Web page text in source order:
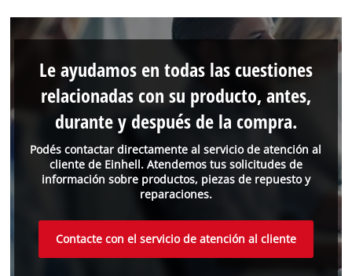
Podés contactar directamente al servicio de atención al
cliente de Einhell. Atendemos tus solicitudes de
información sobre productos, piezas de repuesto y
reparaciones.
Le ayudamos en todas las cuestiones
relacionadas con su producto, antes,
durante y después de la compra.
Contacte con el servicio de atención al cliente